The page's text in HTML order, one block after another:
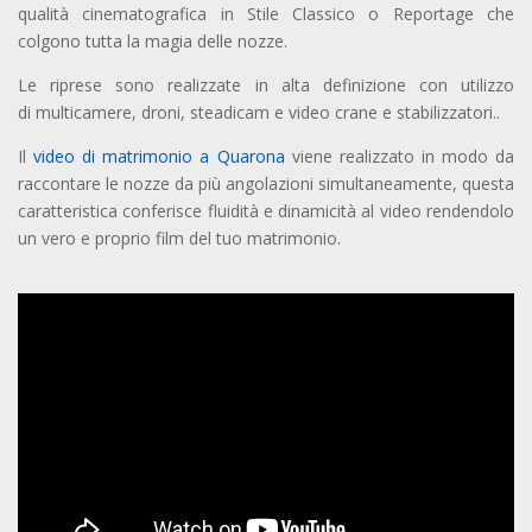
qualità cinematografica in Stile Classico o Reportage che
colgono tutta la magia delle nozze.
Le riprese sono realizzate in alta definizione con utilizzo
di multicamere, droni, steadicam e video crane e stabilizzatori..
Ilvideo di matrimonio a Quarona viene realizzato in modo da
raccontare le nozze da più angolazioni simultaneamente, questa
caratteristica conferisce fluidità e dinamicità al video rendendolo
un vero e proprio film del tuo matrimonio.